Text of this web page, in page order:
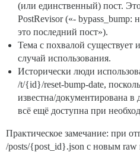
(или единственный) пост.
PostRevisor («- bypass_bump:
это последний пост»).
Тема с похвалой существует
случай использования.
Исторически люди
/t/{id}/reset-bump-date,
известна/документирована
всё ещё доступна при
Практическое замечание: при
/posts/{post_id}.json с новым raw